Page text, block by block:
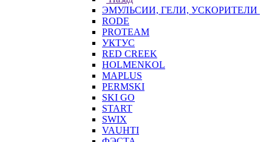
ЭМУЛЬСИИ, ГЕЛИ, УСКОРИТЕЛИ
RODE
PROTEAM
УКТУС
RED CREEK
HOLMENKOL
MAPLUS
PERMSKI
SKI GO
START
SWIX
VAUHTI